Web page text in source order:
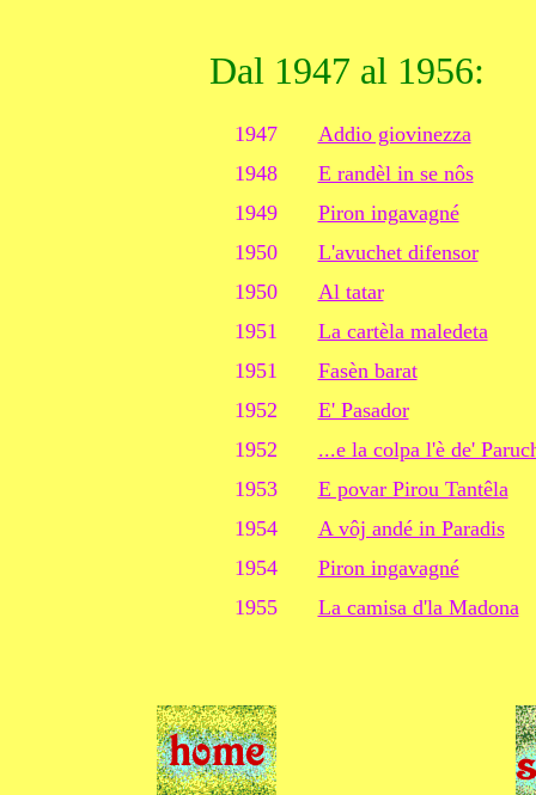
Dal 1947 al 1956:
1947
Addio giovinezza
1948
E randèl in se nôs
1949
Piron ingavagné
1950
L'avuchet difensor
1950
Al tatar
1951
La cartèla maledeta
1951
Fasèn barat
1952
E' Pasador
1952
...e la colpa l'è de'
1953
E povar Pirou Tantêla
1954
A vôj andé in Paradis
1954
Piron ingavagné
1955
La camisa d'la Madona